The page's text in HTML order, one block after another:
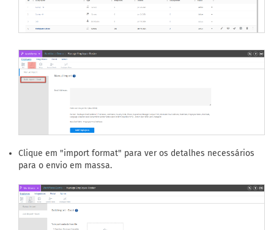
Clique em "import format" para ver os detalhes necessários
para o envio em massa.